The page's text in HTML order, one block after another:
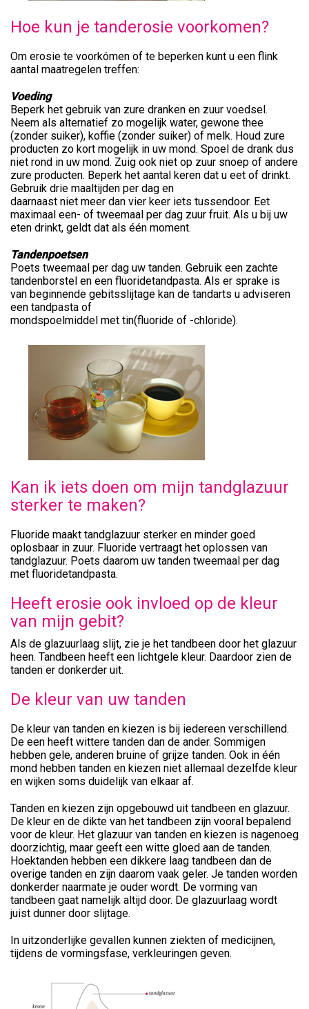
Hoe kun je tanderosie voorkomen?
Om erosie te voorkómen of te beperken kunt u een flink
aantal maatregelen treffen:
Voeding
Beperk het gebruik van zure dranken en zuur voedsel.
Neem als alternatief zo mogelijk water, gewone thee
(zonder suiker), koffie (zonder suiker) of melk. Houd zure
producten zo kort mogelijk in uw mond. Spoel de drank dus
niet rond in uw mond. Zuig ook niet op zuur snoep of andere
zure producten. Beperk het aantal keren dat u eet of drinkt.
Gebruik drie maaltijden per dag en
daarnaast niet meer dan vier keer iets tussendoor. Eet
maximaal een- of tweemaal per dag zuur fruit. Als u bij uw
eten drinkt, geldt dat als één moment.
Tandenpoetsen
Poets tweemaal per dag uw tanden. Gebruik een zachte
tandenborstel en een fluoridetandpasta. Als er sprake is
van beginnende gebitsslijtage kan de tandarts u adviseren
een tandpasta of
mondspoelmiddel met tin(fluoride of -chloride).
Kan ik iets doen om mijn tandglazuur
sterker te maken?
Fluoride maakt tandglazuur sterker en minder goed
oplosbaar in zuur. Fluoride vertraagt het oplossen van
tandglazuur. Poets daarom uw tanden tweemaal per dag
met fluoridetandpasta.
Heeft erosie ook invloed op de kleur
van mijn gebit?
Als de glazuurlaag slijt, zie je het tandbeen door het glazuur
heen. Tandbeen heeft een lichtgele kleur. Daardoor zien de
tanden er donkerder uit.
De kleur van uw tanden
De kleur van tanden en kiezen is bij iedereen verschillend.
De een heeft wittere tanden dan de ander. Sommigen
hebben gele, anderen bruine of grijze tanden. Ook in één
mond hebben tanden en kiezen niet allemaal dezelfde kleur
en wijken soms duidelijk van elkaar af.
Tanden en kiezen zijn opgebouwd uit tandbeen en glazuur.
De kleur en de dikte van het tandbeen zijn vooral bepalend
voor de kleur. Het glazuur van tanden en kiezen is nagenoeg
doorzichtig, maar geeft een witte gloed aan de tanden.
Hoektanden hebben een dikkere laag tandbeen dan de
overige tanden en zijn daarom vaak geler. Je tanden worden
donkerder naarmate je ouder wordt. De vorming van
tandbeen gaat namelijk altijd door. De glazuurlaag wordt
juist dunner door slijtage.
In uitzonderlijke gevallen kunnen ziekten of medicijnen,
tijdens de vormingsfase, verkleuringen geven.